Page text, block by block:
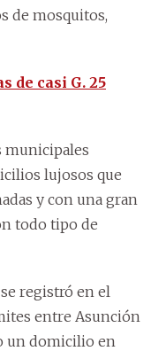
de mosquitos,
de casi G. 25
municipales
lujosos que
y con una gran
todo tipo de
registró en el
entre Asunción
un domicilio en